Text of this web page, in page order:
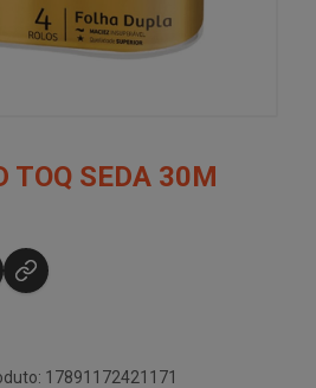
TOQ SEDA 30M
17891172421171